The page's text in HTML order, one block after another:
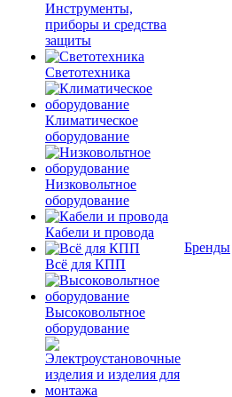
Инструменты,
приборы и средства
защиты
Светотехника
Климатическое
оборудование
Низковольтное
оборудование
Кабели и провода
Всё для КПП
Высоковольтное
оборудование
Бренды